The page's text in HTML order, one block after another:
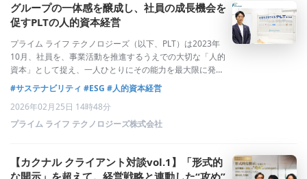
グループの一体感を醸成し、社員の成長機会を
促すPLTの人的資本経営
プライム ライフ テクノロジーズ（以下、PLT）は2023年
10月、社員を、事業活動を推進するうえでの大切な「人的
資本」として捉え、一人ひとりにその能力を最大限に発揮
してもらい、中長期的な企業価値の向上につなげるべく、
「人的資本経営」の取り組みを本格化しました。掲げたテ
ーマは、「想像を超える成長を実
#サステナビリティ #ESG #人的資本経営
2026年02月25日 14時48分
プライム ライフ テクノロジーズ株式会社
【カクナル クライアント対談vol.1】「形式的
な開示」を超えて。経営戦略と連動した“攻め”